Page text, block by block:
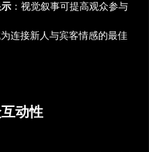
：视觉叙事可提高观众参与
连接新人与宾客情感的最佳
动性